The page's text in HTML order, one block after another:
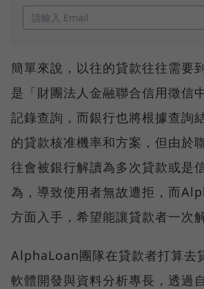
簡單來說，以往的貸款往往需要
是「財團法人金融聯合信用徵信
記錄查詢，而銀行也將根據查詢
的貸款核准機率和方案，但由於
往會被銀行解讀為多次貸款或是
為，導致使用者無故遭拒，而
方面入手，希望能讓貸款者一次
AlphaLoan團隊在貸款者打算去
軟體開發與資料分析專長，透過